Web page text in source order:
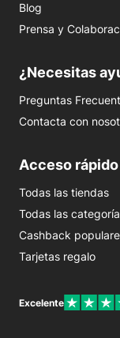
Blog
Prensa y
¿Necesitas
Preguntas
Contacta con
Acceso rápido
Todas las tiendas
Todas las
Cashback
Tarjetas regalo
Excelente